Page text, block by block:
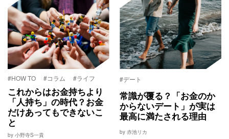
#HOW TO #コラム #ライフ
これからはお金持ちより
「人持ち」の時代？お金
だけあってもできないこ
と
by 小野寺S一貴
#デート
常識が覆る？「お金のか
からないデート」が実は
最高に満たされる理由
by 赤池リカ